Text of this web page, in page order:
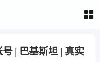
| 巴基斯坦 | 真实